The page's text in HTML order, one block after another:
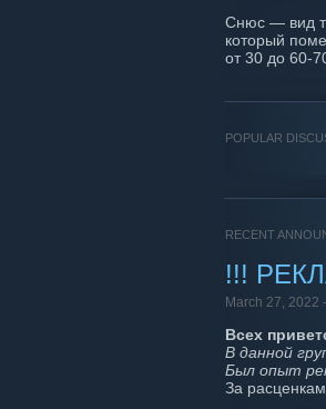
Снюс — вид
который
от 30 до 60-
POPULAR
RECENT
!!!
March 27, 2022 -
Всех
В данной
Был опыт
За